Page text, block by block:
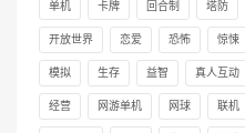
单机 卡牌 回合制 塔防
开放世界 恋爱 恐怖 惊悚
模拟 生存 益智 真人互动
经营 网游单机 网球 联机